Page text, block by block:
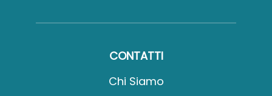
CONTATTI
Chi Siamo